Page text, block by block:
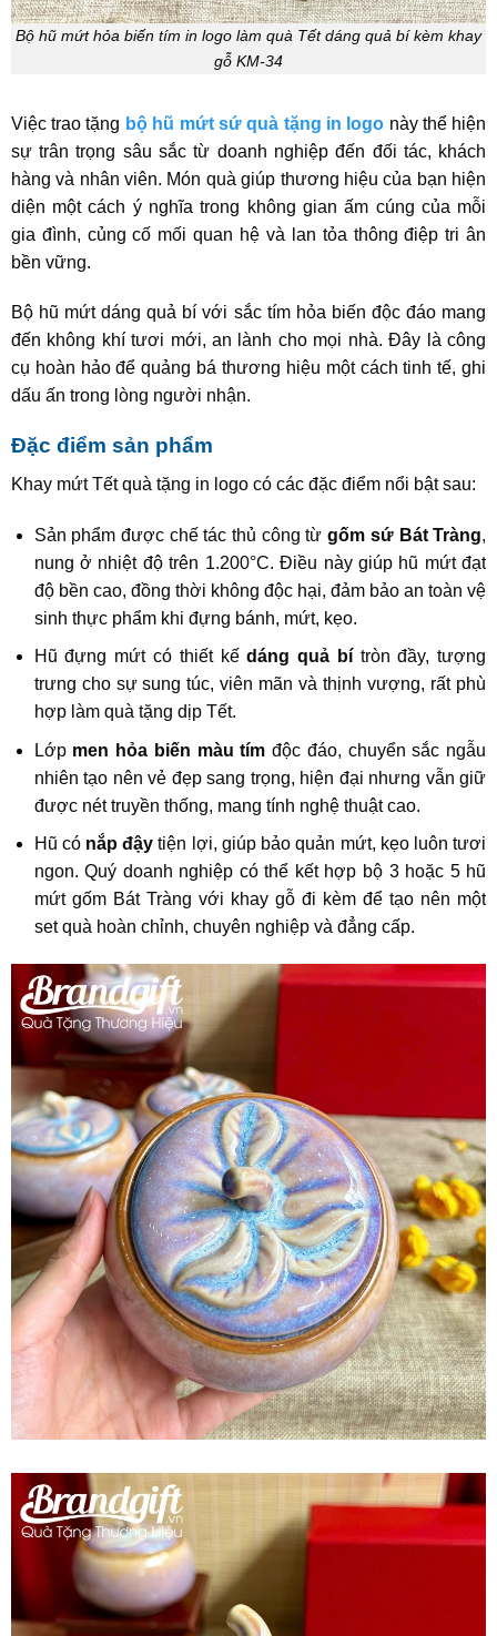
Bộ hũ mứt hỏa biến tím in logo làm quà Tết dáng quả bí kèm khay
gỗ KM-34
Việc trao tặng bộ hũ mứt sứ quà tặng in logo này thể hiện
sự trân trọng sâu sắc từ doanh nghiệp đến đối tác, khách
hàng và nhân viên. Món quà giúp thương hiệu của bạn hiện
diện một cách ý nghĩa trong không gian ấm cúng của mỗi
gia đình, củng cố mối quan hệ và lan tỏa thông điệp tri ân
bền vững.
Bộ hũ mứt dáng quả bí với sắc tím hỏa biến độc đáo mang
đến không khí tươi mới, an lành cho mọi nhà. Đây là công
cụ hoàn hảo để quảng bá thương hiệu một cách tinh tế, ghi
dấu ấn trong lòng người nhận.
Đặc điểm sản phẩm
Khay mứt Tết quà tặng in logo có các đặc điểm nổi bật sau:
Sản phẩm được chế tác thủ công từgốm sứ Bát Tràng,
nung ở nhiệt độ trên 1.200°C. Điều này giúp hũ mứt đạt
độ bền cao, đồng thời không độc hại, đảm bảo an toàn vệ
sinh thực phẩm khi đựng bánh, mứt, kẹo.
Hũ đựng mứt có thiết kếdáng quả bítròn đầy, tượng
trưng cho sự sung túc, viên mãn và thịnh vượng, rất phù
hợp làm quà tặng dịp Tết.
Lớp men hỏa biến màu tím độc đáo, chuyển sắc ngẫu
nhiên tạo nên vẻ đẹp sang trọng, hiện đại nhưng vẫn giữ
được nét truyền thống, mang tính nghệ thuật cao.
Hũ cónắp đậy tiện lợi, giúp bảo quản mứt, kẹo luôn tươi
ngon. Quý doanh nghiệp có thể kết hợp bộ 3 hoặc 5 hũ
mứt gốm Bát Tràng với khay gỗ đi kèm để tạo nên một
set quà hoàn chỉnh, chuyên nghiệp và đẳng cấp.